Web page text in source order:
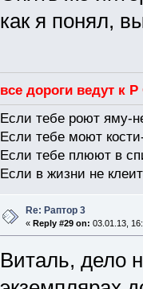
как я понял,
все дороги ведут к
Если тебе роют яму-
Если тебе моют
Если тебе плюют в
Если в жизни не
Re: Раптор 3
« Reply #29 on: 03.01.13,
Виталь, дело